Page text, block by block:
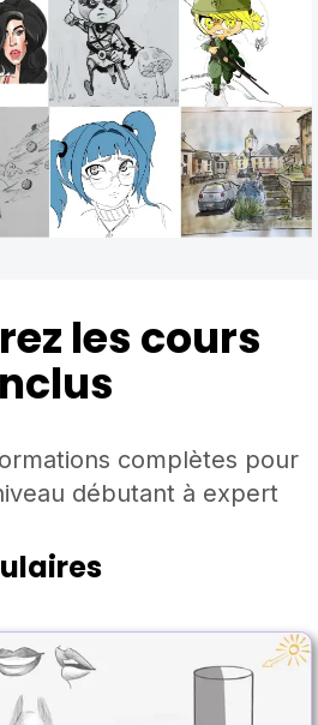
les cours
complètes pour
débutant à expert